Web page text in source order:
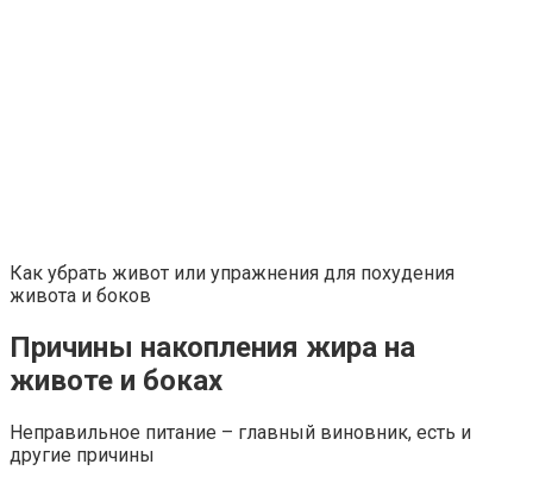
Как убрать живот или упражнения для похудения
живота и боков
Причины накопления жира на
животе и боках
Неправильное питание – главный виновник, есть и
другие причины